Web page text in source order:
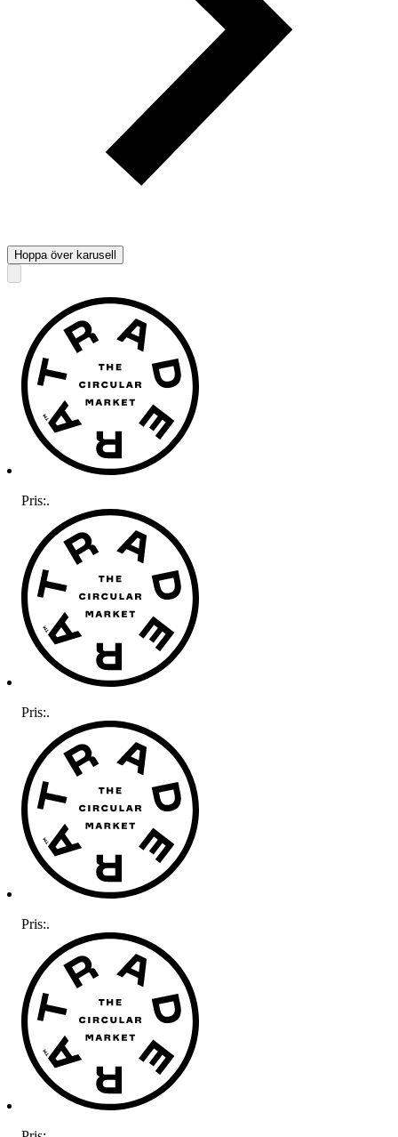
Hoppa över karusell
Pris:.
Pris:.
Pris:.